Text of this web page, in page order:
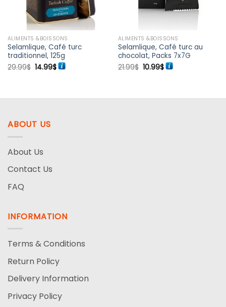
ALIMENTS &BOISSONS
Selamlique, Café turc
traditionnel, 125g
29.99$ Le
prix
14.99$Le
prix
ALIMENTS &BOISSONS
Selamlique, Café turc au
chocolat, Packs 7x7G
21.99$ Le
prix
10.99$Le
prix
ABOUT US
About Us
Contact Us
FAQ
INFORMATION
Terms & Conditions
Return Policy
Delivery Information
Privacy Policy